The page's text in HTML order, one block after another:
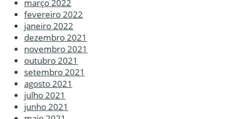
março 2022
fevereiro 2022
janeiro 2022
dezembro 2021
novembro 2021
outubro 2021
setembro 2021
agosto 2021
julho 2021
junho 2021